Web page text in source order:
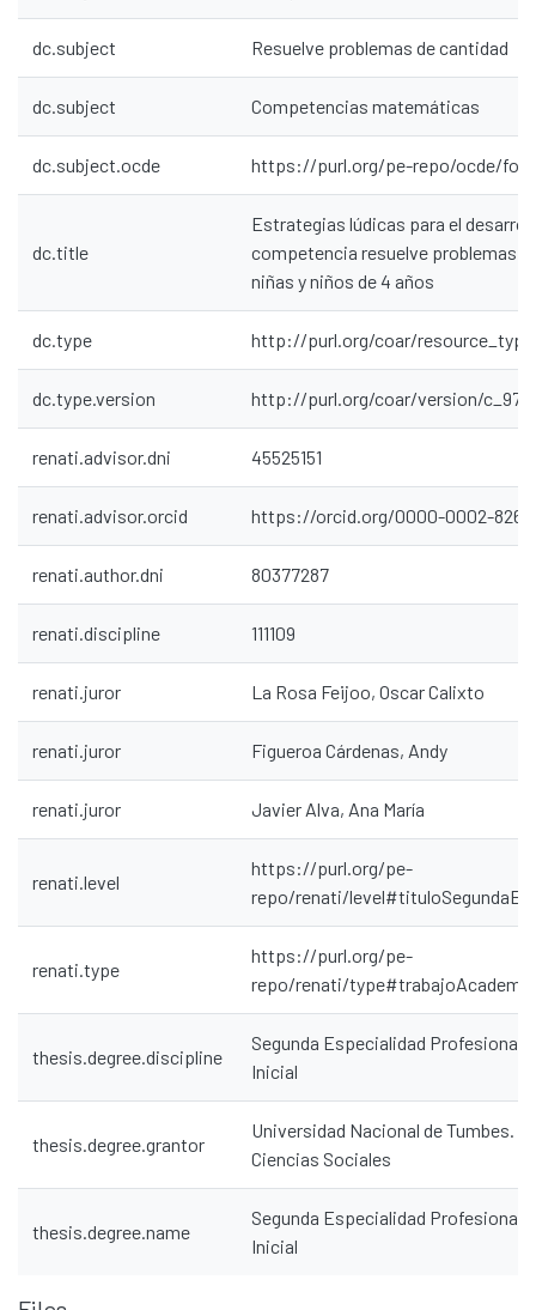
dc.subject Resuelve problemas de cantidad
dc.subject Competencias matemáticas
dc.subject.ocde https://purl.org/pe-repo/ocde/
dc.title
Estrategias lúdicas para el
competencia resuelve problemas
niñas y niños de 4 años
dc.type http://purl.org/coar/
dc.type.version http://purl.org/coar/version/
renati.advisor.dni 45525151
renati.advisor.orcid https://orcid.org/0000-0002-
renati.author.dni 80377287
renati.discipline 111109
renati.juror La Rosa Feijoo, Oscar Calixto
renati.juror Figueroa Cárdenas, Andy
renati.juror Javier Alva, Ana María
renati.level
https://purl.org/pe-
repo/renati/
renati.type
https://purl.org/pe-
repo/renati/
thesis.degree.discipline
Segunda Especialidad Profesional
Inicial
thesis.degree.grantor
Universidad Nacional de Tumbes.
Ciencias Sociales
thesis.degree.name
Segunda Especialidad Profesional
Inicial